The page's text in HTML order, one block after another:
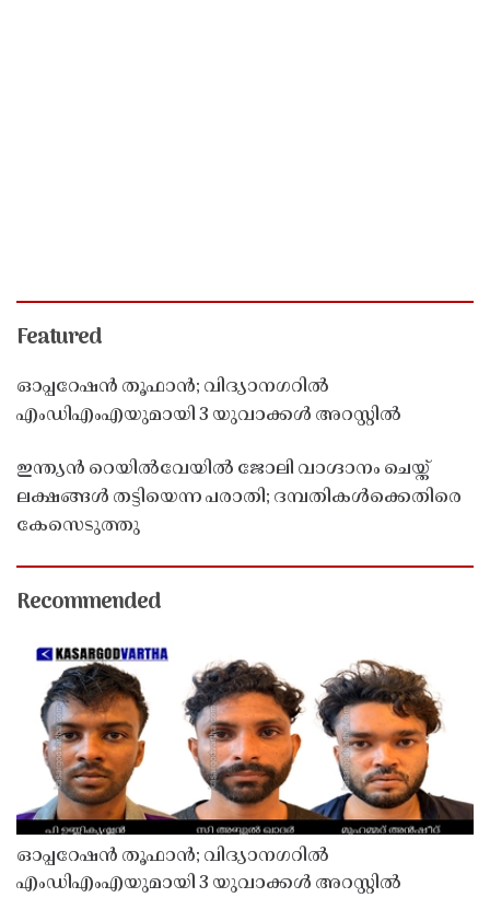
Featured
ഓപ്പറേഷൻ തൂഫാൻ; വിദ്യാനഗറിൽ
എംഡിഎംഎയുമായി 3 യുവാക്കൾ അറസ്റ്റിൽ
ഇന്ത്യൻ റെയിൽവേയിൽ ജോലി വാഗ്ദാനം ചെയ്ത്
ലക്ഷങ്ങൾ തട്ടിയെന്ന പരാതി; ദമ്പതികൾക്കെതിരെ
കേസെടുത്തു
Recommended
ഓപ്പറേഷൻ തൂഫാൻ; വിദ്യാനഗറിൽ
എംഡിഎംഎയുമായി 3 യുവാക്കൾ അറസ്റ്റിൽ